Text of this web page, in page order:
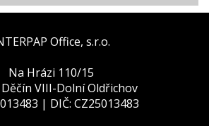
Office, s.r.o.
Na Hrázi 110/15
Děčín VIII-Dolní Oldřichov
| DIČ: CZ25013483